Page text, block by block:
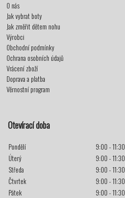
O nás
Jak vybrat boty
Jak změřit dětem nohu
Výrobci
Obchodní podmínky
Ochrana osobních údajů
Vrácení zboží
Doprava a platba
Věrnostní program
Otevírací doba
Pondělí 9:00 - 11:30
Úterý
9:00 - 11:30
Středa
9:00 - 11:30
Čtvrtek
9:00 - 11:30
Pátek
9:00 - 11:30